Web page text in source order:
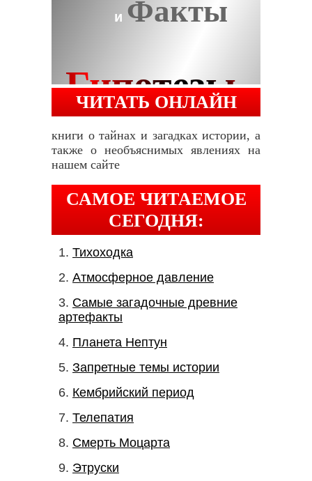
ЧИТАТЬ ОНЛАЙН
книги о тайнах и загадках истории, а
также о необъяснимых явлениях на
нашем сайте
САМОЕ ЧИТАЕМОЕ
СЕГОДНЯ:
Тихоходка
Атмосферное давление
Самые загадочные древние
артефакты
Планета Нептун
Запретные темы истории
Кембрийский период
Телепатия
Смерть Моцарта
Этруски